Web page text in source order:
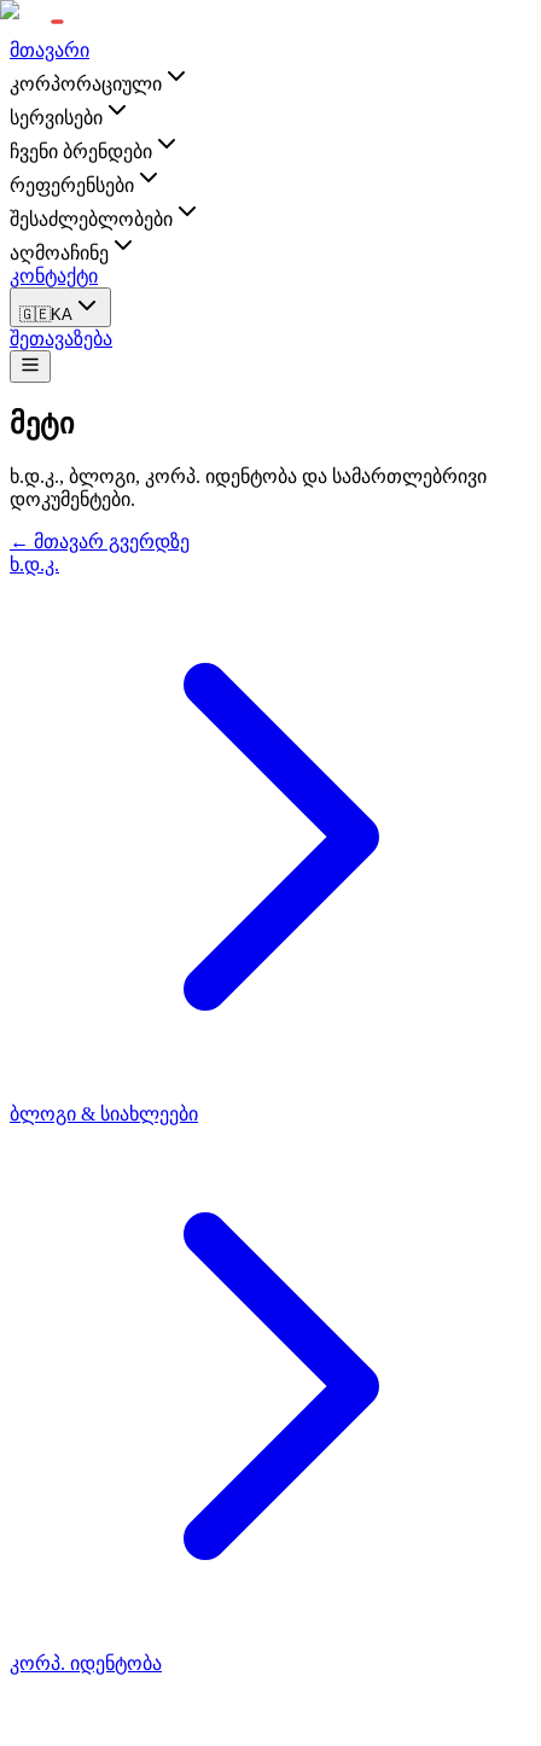
მთავარი
კორპორაციული
სერვისები
ჩვენი ბრენდები
რეფერენსები
შესაძლებლობები
აღმოაჩინე
კონტაქტი
🇬🇪KA
შეთავაზება
მეტი
ხ.დ.კ., ბლოგი, კორპ. იდენტობა და სამართლებრივი
დოკუმენტები.
← მთავარ გვერდზე
ხ.დ.კ.
ბლოგი & სიახლეები
კორპ. იდენტობა